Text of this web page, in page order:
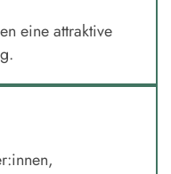
eine attraktive